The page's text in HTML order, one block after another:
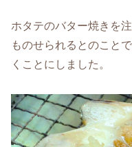
ホタテのバター焼きを
ものせられるとのこと
くことにしました。